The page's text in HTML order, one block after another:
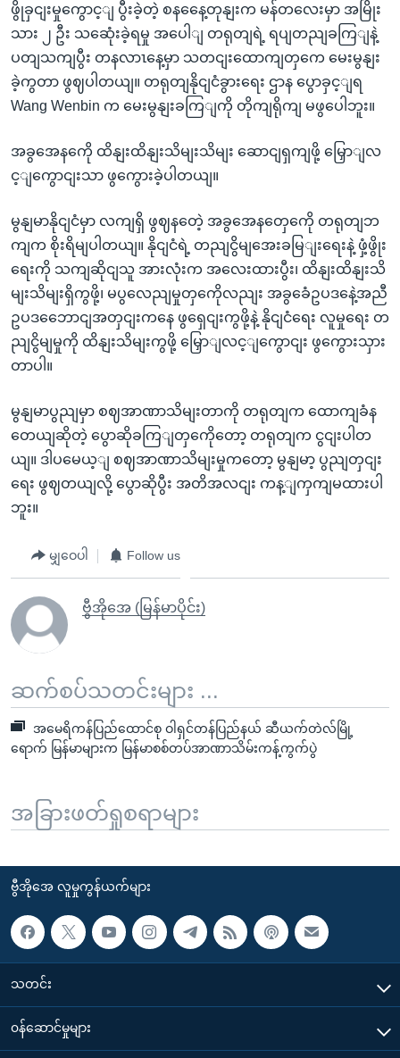
ဖွိုခှငျးမှုကွောင့ျ ပွီးခဲ့တဲ့ စနနေေ့တုနျးက မန်တလေးမှာ အမြိုး
သား ၂ ဦး သဆေုံးခဲ့ရမှု အပေါျ တရုတျရဲ့ ရပျတညျခကြျနဲ့
ပတျသကျပွီး တနလာၤနေ့မှာ သတငျးထောကျတှကေ မေးမွနျး
ခဲ့ကွတာ ဖွဈပါတယျ။ တရုတျနိုငျငံခွားရေး ဌာန ပွောခှင့ျရ
Wang Wenbin က မေးမွနျးခကြျကို တိုကျရိုကျ မဖွပေါဘူး။
အခွအေနကေို ထိနျးထိနျးသိမျးသိမျး ဆောငျရှကျဖို့ မြှောျလ
င့ျကွောငျးသာ ဖွကွေားခဲ့ပါတယျ။
မွနျမာနိုငျငံမှာ လကျရှိ ဖွဈနတေဲ့ အခွအေနတှေကေို တရုတျဘ
ကျက စိုးရိမျပါတယျ။ နိုငျငံရဲ့ တညျငွိမျအေးခမြျးရေးနဲ့ ဖှံ့ဖွိုး
ရေးကို သကျဆိုငျသူ အားလုံးက အလေးထားပွီး၊ ထိနျးထိနျးသိ
မျးသိမျးရှိကွဖို့၊ မပွလေညျမှုတှကေိုလညျး အခွခေံဥပဒနေဲ့အညီ
ဥပဒဘေောငျအတှငျးကနေ ဖွရှေငျးကွဖို့နဲ့ နိုငျငံရေး လူမှုရေး တ
ညျငွိမျမှုကို ထိနျးသိမျးကွဖို့ မြှောျလင့ျကွောငျး ဖွကွေားသှား
တာပါ။
မွနျမာပွညျမှာ စဈအာဏာသိမျးတာကို တရုတျက ထောကျခံန
တေယျဆိုတဲ့ ပွောဆိုခကြျတှကေိုတော့ တရုတျက ငွငျးပါတ
ယျ။ ဒါပမေယ့ျ စဈအာဏာသိမျးမှုကတော့ မွနျမာ့ ပွညျတှငျး
ရေး ဖွဈတယျလို့ ပွောဆိုပွီး အတိအလငျး ကန့ျကှကျမထားပါ
ဘူး။
မျှဝေပါ Follow us
ဗွီအိုအေ (မြန်မာပိုင်း)
ဆက်စပ်သတင်းများ ...
အမေရိကန်ပြည်ထောင်စု ဝါရှင်တန်ပြည်နယ် ဆီယက်တဲလ်မြို့
ရောက် မြန်မာများက မြန်မာစစ်တပ်အာဏာသိမ်းကန့်ကွက်ပွဲ
အခြားဖတ်ရှုစရာများ
ဗွီအိုအေ လူမှုကွန်ယက်များ
သတင်း
၀န်ဆောင်မှုများ